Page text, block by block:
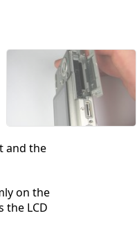
and the
on the
the LCD